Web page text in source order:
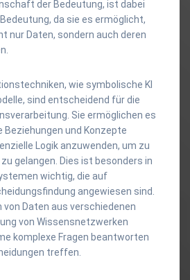
der Bedeutung, ist dabei
da sie es ermöglicht,
nur Daten, sondern auch deren
wie symbolische KI
sind entscheidend für die
Sie ermöglichen es
Beziehungen und Konzepte
Logik anzuwenden, um zu
gelangen. Dies ist besonders in
wichtig, die auf
angewiesen sind.
von Daten aus verschiedenen
von Wissensnetzwerken
komplexe Fragen beantworten
treffen.